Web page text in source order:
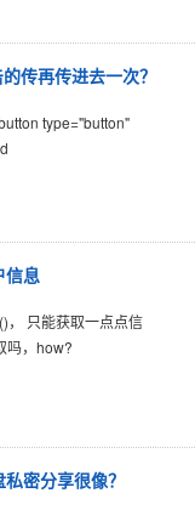
传再传进去一次？
type="button"
息
， 只能获取一点点信
吗，how?
密分享很像？